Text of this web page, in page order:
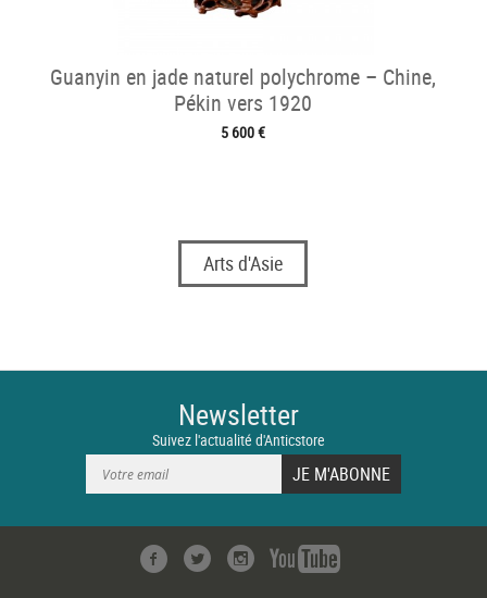
Guanyin en jade naturel polychrome – Chine,
Pékin vers 1920
5 600 €
Arts d'Asie
Newsletter
Suivez l'actualité d'Anticstore